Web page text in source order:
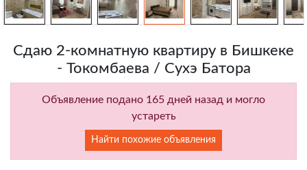
Сдаю 2-комнатную квартиру в Бишкеке
- Токомбаева / Сухэ Батора
Объявление подано 165 дней назад и могло
устареть
Найти похожие объявления